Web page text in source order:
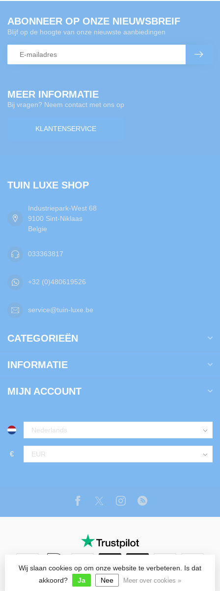
MEER INFORMATIE
Bij vragen? Neem contact met ons op
KLANTENSERVICE
ABONNEER OP ONZE NIEUWSBREIF
Blijf op de hoogte van onze nieuwste aanbiedingen
TUIN LUXE SHOP
Industriepark-West 68
9100 Sint-Niklaas
Belgie
033363817
+32 (0)480619526
service@tuin-luxe.be
CATEGORIEËN
INFORMATIE
MIJN ACCOUNT
€
© Copyright 2026 Tuin Luxe Shop
Wij slaan cookies op om onze website te verbeteren. Is dat
akkoord?
Ja Nee Meer over cookies »